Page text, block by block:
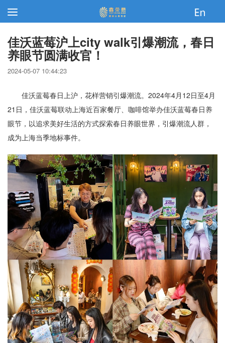
佳沃蓝莓沪上city walk引爆潮流，春日
养眼节圆满收官！
2024-05-07 10:44:23
佳沃蓝莓春日上沪，花样营销引爆潮流。2024年4月12日至4月
21日，佳沃蓝莓联动上海近百家餐厅、咖啡馆举办佳沃蓝莓春日养
眼节，以追求美好生活的方式探索春日养眼世界，引爆潮流人群，
成为上海当季地标事件。